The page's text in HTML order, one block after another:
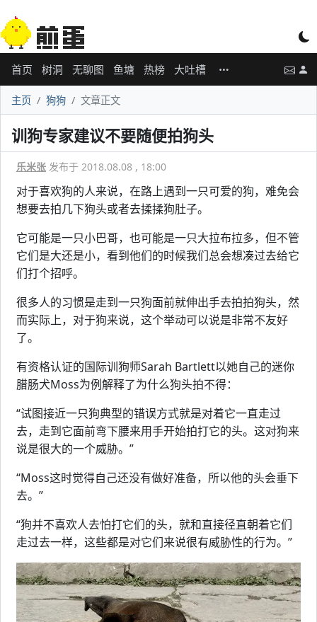
首页 树洞 无聊图 鱼塘 热榜 大吐槽
主页 狗狗 文章正文
训狗专家建议不要随便拍狗头
乐米张 发布于 2018.08.08 , 18:00
对于喜欢狗的人来说，在路上遇到一只可爱的狗，难免会
想要去拍几下狗头或者去揉揉狗肚子。
它可能是一只小巴哥，也可能是一只大拉布拉多，但不管
它们是大还是小，看到他们的时候我们总会想凑过去给它
们打个招呼。
很多人的习惯是走到一只狗面前就伸出手去拍拍狗头，然
而实际上，对于狗来说，这个举动可以说是非常不友好
了。
有资格认证的国际训狗师Sarah Bartlett以她自己的迷你
腊肠犬Moss为例解释了为什么狗头拍不得：
“试图接近一只狗典型的错误方式就是对着它一直走过
去，走到它面前弯下腰来用手开始拍打它的头。这对狗来
说是很大的一个威胁。”
“Moss这时觉得自己还没有做好准备，所以他的头会垂下
去。”
“狗并不喜欢人去怕打它们的头，就和直接径直朝着它们
走过去一样，这些都是对它们来说很有威胁性的行为。”